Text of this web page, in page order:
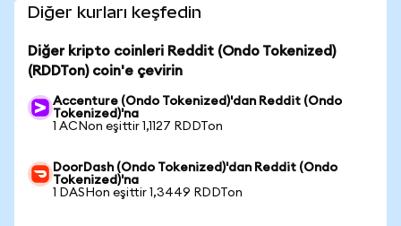
Diğer kurları keşfedin
Diğer kripto coinleri Reddit (Ondo Tokenized)
(RDDTon) coin'e çevirin
Accenture (Ondo Tokenized)'dan Reddit (Ondo
Tokenized)'na
1 ACNon eşittir 1,1127 RDDTon
DoorDash (Ondo Tokenized)'dan Reddit (Ondo
Tokenized)'na
1 DASHon eşittir 1,3449 RDDTon